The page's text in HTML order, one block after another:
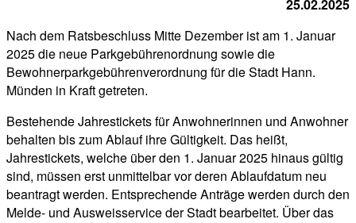
25.02.2025
Nach dem Ratsbeschluss Mitte Dezember ist am 1. Januar
2025 die neue Parkgebührenordnung sowie die
Bewohnerparkgebührenverordnung für die Stadt Hann.
Münden in Kraft getreten.
Bestehende Jahrestickets für Anwohnerinnen und Anwohner
behalten bis zum Ablauf ihre Gültigkeit. Das heißt,
Jahrestickets, welche über den 1. Januar 2025 hinaus gültig
sind, müssen erst unmittelbar vor deren Ablaufdatum neu
beantragt werden. Entsprechende Anträge werden durch den
Melde- und Ausweisservice der Stadt bearbeitet. Über das